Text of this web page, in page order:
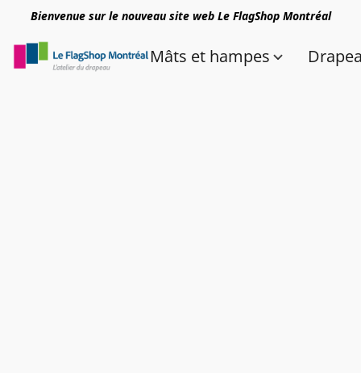
Bienvenue sur le nouveau site web Le FlagShop Montréal
Mâts et hampes